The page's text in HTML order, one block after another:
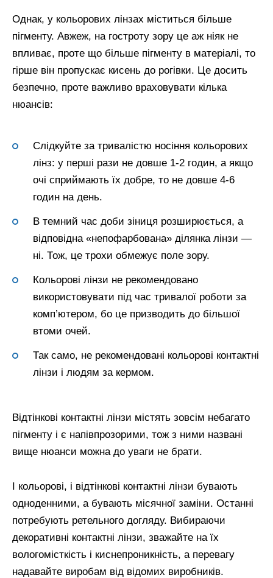
Однак, у кольорових лінзах міститься більше
пігменту. Авжеж, на гостроту зору це аж ніяк не
впливає, проте що більше пігменту в матеріалі, то
гірше він пропускає кисень до рогівки. Це досить
безпечно, проте важливо враховувати кілька
нюансів:
Слідкуйте за тривалістю носіння кольорових
лінз: у перші рази не довше 1-2 годин, а якщо
очі сприймають їх добре, то не довше 4-6
годин на день.
В темний час доби зіниця розширюється, а
відповідна «непофарбована» ділянка лінзи —
ні. Тож, це трохи обмежує поле зору.
Кольорові лінзи не рекомендовано
використовувати під час тривалої роботи за
комп’ютером, бо це призводить до більшої
втоми очей.
Так само, не рекомендовані кольорові контактні
лінзи і людям за кермом.
Відтінкові контактні лінзи містять зовсім небагато
пігменту і є напівпрозорими, тож з ними названі
вище нюанси можна до уваги не брати.
І кольорові, і відтінкові контактні лінзи бувають
одноденними, а бувають місячної заміни. Останні
потребують ретельного догляду. Вибираючи
декоративні контактні лінзи, зважайте на їх
вологомісткість і киснепроникність, а перевагу
надавайте виробам від відомих виробників.